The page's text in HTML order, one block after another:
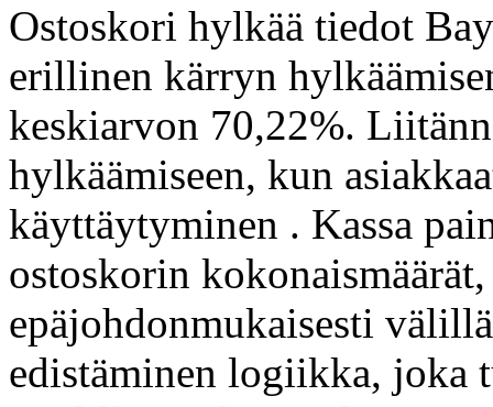
Ostoskori hylkää tiedot
erillinen kärryn
keskiarvon 70,22%.
hylkäämiseen, kun
käyttäytyminen . Kassa
ostoskorin
epäjohdonmukaisesti
edistäminen logiikka, joka